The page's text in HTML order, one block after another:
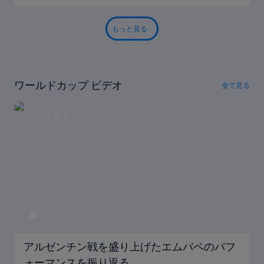
もっと見る
ワールドカップ ビデオ 全て見る
アルゼンチン戦を盛り上げたエムバペのパフ